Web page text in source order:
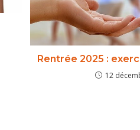
Rentrée 2025 :
12